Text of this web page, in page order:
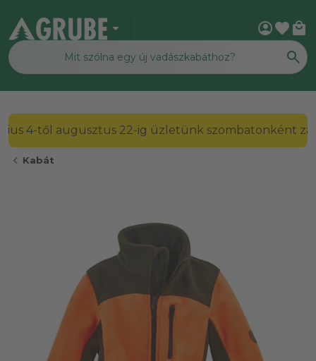
arrow_drop_down account_circlefavorite local_mall
2026. július 4-től augusztus 22-ig üzletünk
chevron_left Kabát